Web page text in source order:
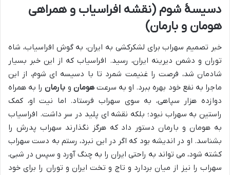
دسیسۀ شوم (نقشه افراسیاب و همراهی
هومان و بارمان)
خبر تصمیم سهراب برای لشکرکشی به ایران، به گوش افراسیاب، شاه
توران و دشمن دیرینه ایران، رسید. افراسیاب که از این خبر بسیار
شادمان شد، فرصت را غنیمت شمرد تا با دسیسه ای شوم، از این
ماجرا به نفع خود بهره ببرد. او به سرعتهومان و بارمانرا به همراه
دوازده هزار سپاهی، به سوی سهراب فرستاد. اما نیت او، کمک
راستین به سهراب نبود؛ بلکه نقشه ای پلید در سر داشت. افراسیاب
به هومان و بارمان دستور داد که هرگز نگذارند سهراب پدرش را
بشناسد. او در اندیشه بود که اگر در این نبرد، رستم به دست سهراب
کشته شود، می تواند به راحتی ایران را به چنگ آورد و سپس در شبی،
سهراب را نیز از میان بردارد و تاج و تخت ایران و توران را برای خود